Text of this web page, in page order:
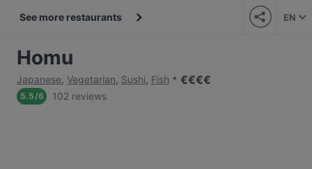
See more restaurants EN
Homu
Japanese, Vegetarian, Sushi, Fish €€€€
5.5/6 102 reviews